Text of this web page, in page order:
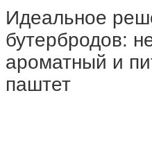
Идеальное
бутербродов:
ароматный и
паштет